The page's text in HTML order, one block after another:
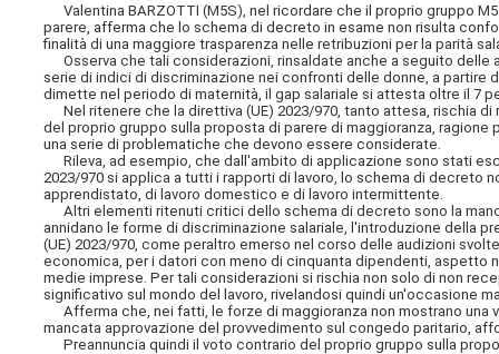
Valentina BARZOTTI (M5S), nel ricordare che il proprio gruppo
parere, afferma che lo schema di decreto in esame non risulta
finalità di una maggiore trasparenza nelle retribuzioni per la parità
Osserva che tali considerazioni, rinsaldate anche a seguito delle
serie di indici di discriminazione nei confronti delle donne, a partire
dimette nel periodo di maternità, il gap salariale si attesta oltre il 7
Nel ritenere che la direttiva (UE) 2023/970, tanto attesa, rischia
del proprio gruppo sulla proposta di parere di maggioranza,
una serie di problematiche che devono essere considerate.
Rileva, ad esempio, che dall'ambito di applicazione sono stati
2023/970 si applica a tutti i rapporti di lavoro, lo schema di
apprendistato, di lavoro domestico e di lavoro intermittente.
Altri elementi ritenuti critici dello schema di decreto sono la
annidano le forme di discriminazione salariale, l'introduzione della
(UE) 2023/970, come peraltro emerso nel corso delle audizioni
economica, per i datori con meno di cinquanta dipendenti,
medie imprese. Per tali considerazioni si rischia non solo di non
significativo sul mondo del lavoro, rivelandosi quindi un'occasione
Afferma che, nei fatti, le forze di maggioranza non mostrano una
mancata approvazione del provvedimento sul congedo paritario,
Preannuncia quindi il voto contrario del proprio gruppo sulla